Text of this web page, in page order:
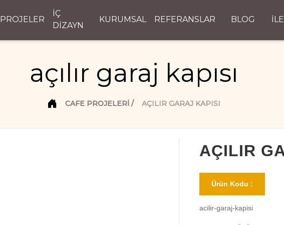
PROJELER
İÇ
DİZAYN
KURUMSAL REFERANSLAR BLOG
açılır garaj kapısı
CAFE PROJELERI AÇILIR GARAJ KAPISI
AÇILIR
Ürün Kodu :
acilir-garaj-kapisi